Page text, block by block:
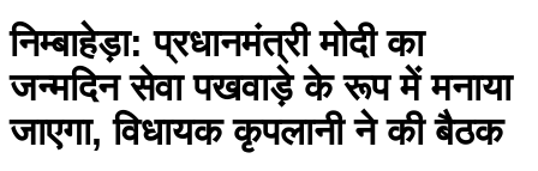
निम्बाहेड़ा: प्रधानमंत्री मोदी का
जन्मदिन सेवा पखवाड़े के रूप में मनाया
जाएगा, विधायक कृपलानी ने की बैठक